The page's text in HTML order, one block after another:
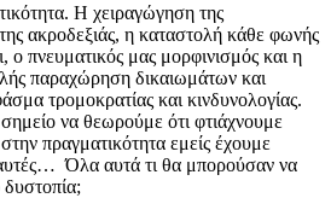
Η χειραγώγηση της
ακροδεξιάς, η καταστολή κάθε φωνής
ο πνευματικός μας μορφινισμός και η
παραχώρηση δικαιωμάτων και
τρομοκρατίας και κινδυνολογίας.
να θεωρούμε ότι φτιάχνουμε
πραγματικότητα εμείς έχουμε
Όλα αυτά τι θα μπορούσαν να